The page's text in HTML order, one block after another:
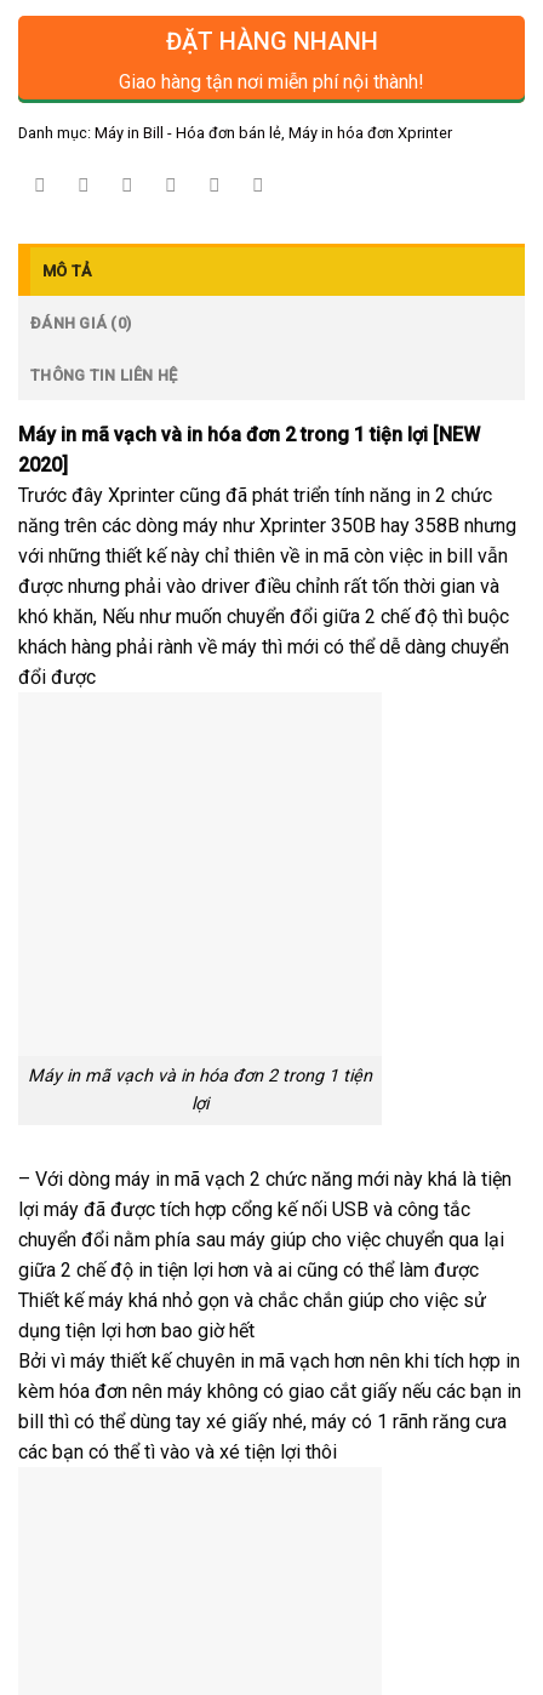
ĐẶT HÀNG NHANH
Giao hàng tận nơi miễn phí nội thành!
Danh mục: Máy in Bill - Hóa đơn bán lẻ Máy in hóa đơn Xprinter
MÔ TẢ
ĐÁNH GIÁ (0)
THÔNG TIN LIÊN HỆ
Máy in mã vạch và in hóa đơn 2 trong 1 tiện lợi [NEW
2020]
Trước đây Xprinter cũng đã phát triển tính năng in 2 chức
năng trên các dòng máy như Xprinter 350B hay 358B nhưng
với những thiết kế này chỉ thiên về in mã còn việc in bill vẫn
được nhưng phải vào driver điều chỉnh rất tốn thời gian và
khó khăn, Nếu như muốn chuyển đổi giữa 2 chế độ thì buộc
khách hàng phải rành về máy thì mới có thể dễ dàng chuyển
đổi được
Máy in mã vạch và in hóa đơn 2 trong 1 tiện
lợi
– Với dòng máy in mã vạch 2 chức năng mới này khá là tiện
lợi máy đã được tích hợp cổng kế nối USB và công tắc
chuyển đổi nằm phía sau máy giúp cho việc chuyển qua lại
giữa 2 chế độ in tiện lợi hơn và ai cũng có thể làm được
Thiết kế máy khá nhỏ gọn và chắc chắn giúp cho việc sử
dụng tiện lợi hơn bao giờ hết
Bởi vì máy thiết kế chuyên in mã vạch hơn nên khi tích hợp in
kèm hóa đơn nên máy không có giao cắt giấy nếu các bạn in
bill thì có thể dùng tay xé giấy nhé, máy có 1 rãnh răng cưa
các bạn có thể tì vào và xé tiện lợi thôi